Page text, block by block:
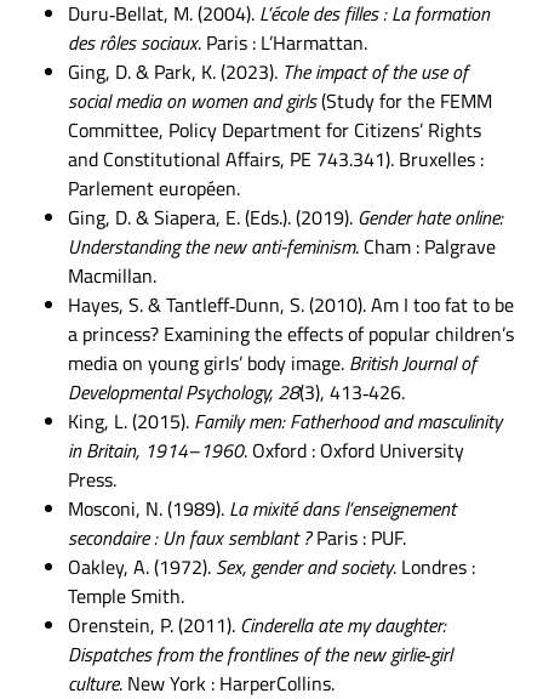
Duru‑Bellat, M. (2004). L’école des filles : La formation
des rôles sociaux. Paris : L’Harmattan.
Ging, D. & Park, K. (2023). The impact of the use of
social media on women and girls(Study for the FEMM
Committee, Policy Department for Citizens’ Rights
and Constitutional Affairs, PE 743.341). Bruxelles :
Parlement européen.
Ging, D. & Siapera, E. (Eds.). (2019). Gender hate online:
Understanding the new anti-feminism. Cham : Palgrave
Macmillan.
Hayes, S. & Tantleff‑Dunn, S. (2010). Am I too fat to be
a princess? Examining the effects of popular children’s
media on young girls’ body image. British Journal of
Developmental Psychology, 28(3), 413‑426.
King, L. (2015). Family men: Fatherhood and masculinity
in Britain, 1914–1960. Oxford : Oxford University
Press.
Mosconi, N. (1989). La mixité dans l’enseignement
secondaire : Un faux semblant ?Paris : PUF.
Oakley, A. (1972). Sex, gender and society. Londres :
Temple Smith.
Orenstein, P. (2011). Cinderella ate my daughter:
Dispatches from the frontlines of the new girlie‑girl
culture. New York : HarperCollins.